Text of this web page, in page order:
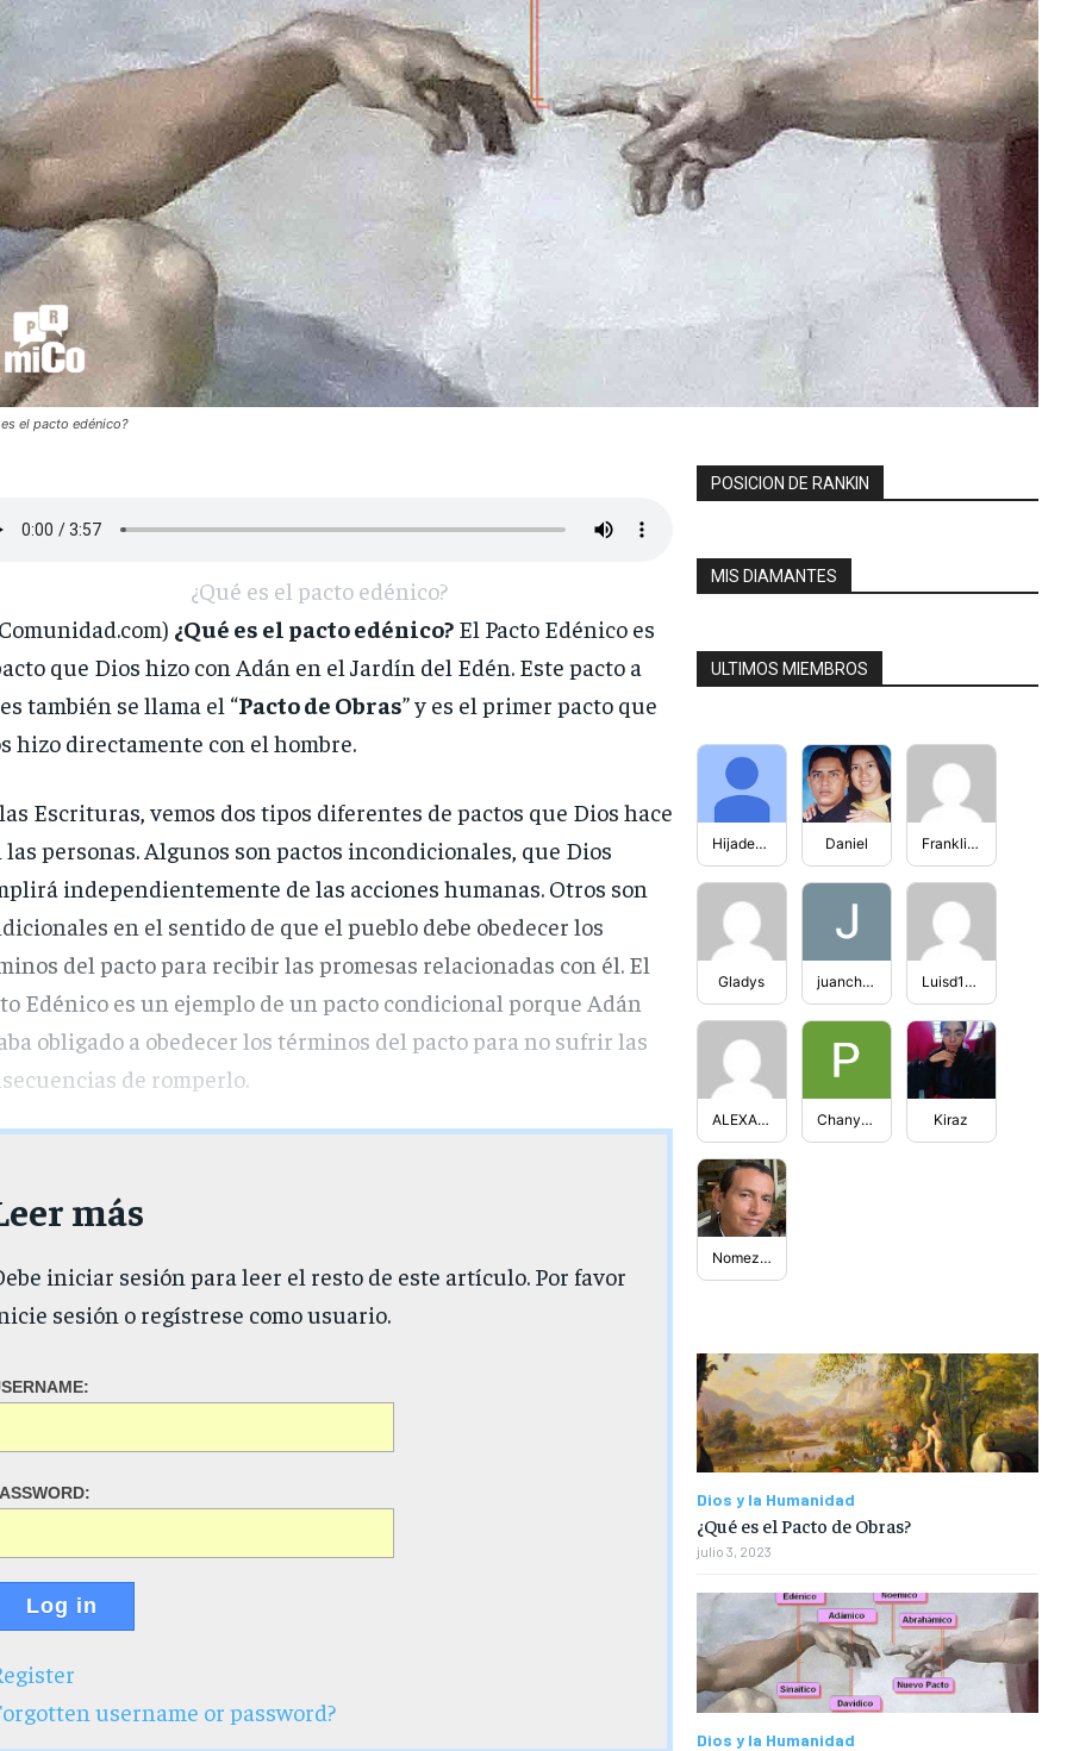
el pacto edénico?
¿Qué es el pacto edénico?
¿Qué es el pacto edénico?El Pacto Edénico es
que Dios hizo con Adán en el Jardín del Edén. Este pacto a
también se llama el “Pacto de Obras” y es el primer pacto que
hizo directamente con el hombre.
Escrituras, vemos dos tipos diferentes de pactos que Dios hace
las personas. Algunos son pactos incondicionales, que Dios
independientemente de las acciones humanas. Otros son
en el sentido de que el pueblo debe obedecer los
del pacto para recibir las promesas relacionadas con él. El
Edénico es un ejemplo de un pacto condicional porque Adán
obligado a obedecer los términos del pacto para no sufrir las
de romperlo.
más
iniciar sesión para leer el resto de este artículo. Por favor
sesión o regístrese como usuario.
Log in
username or password?
POSICION DE RANKIN
MIS DIAMANTES
ULTIMOS MIEMBROS
HijadediosJuli Daniel FranklinFiguera
Gladys juancho2303 Luisd100994
ALEXANDHER Chanyeol Kiraz
Nomezquy
Dios y la Humanidad
¿Qué es el Pacto de Obras?
julio 3, 2023
Dios y la Humanidad